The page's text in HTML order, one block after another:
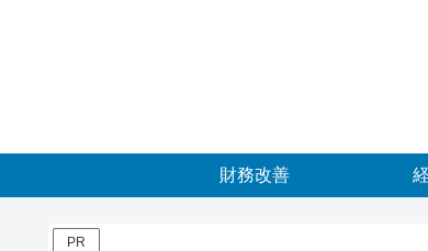
財務改善
PR